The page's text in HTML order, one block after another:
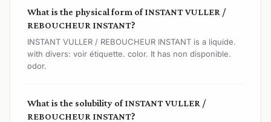
What is the physical form of INSTANT VULLER /
REBOUCHEUR INSTANT?
INSTANT VULLER / REBOUCHEUR INSTANT is a liquide.
with divers: voir étiquette. color. It has non disponible.
odor.
What is the solubility of INSTANT VULLER /
REBOUCHEUR INSTANT?